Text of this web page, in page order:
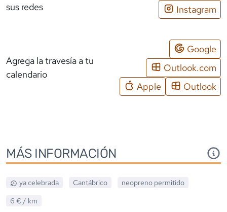
sus redes
Instagram
Agrega la travesía a tu
calendario
Google
Outlook.com
Apple
Outlook
MÁS INFORMACIÓN
ya celebrada Cantábrico neopreno permitido
6 € / km